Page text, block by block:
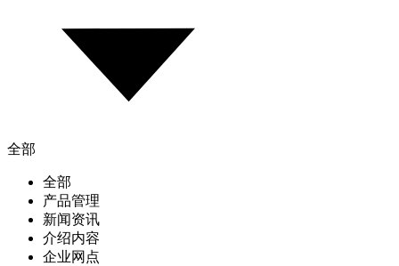
全部
全部
产品管理
新闻资讯
介绍内容
企业网点